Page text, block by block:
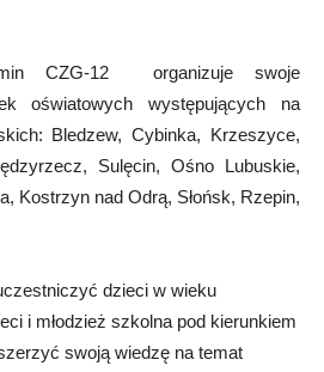
CZG-12 organizuje swoje
oświatowych występujących na
Bledzew, Cybinka, Krzeszyce,
Sulęcin, Ośno Lubuskie,
Kostrzyn nad Odrą, Słońsk, Rzepin,
dzieci w wieku
i młodzież szkolna pod kierunkiem
swoją wiedzę na temat